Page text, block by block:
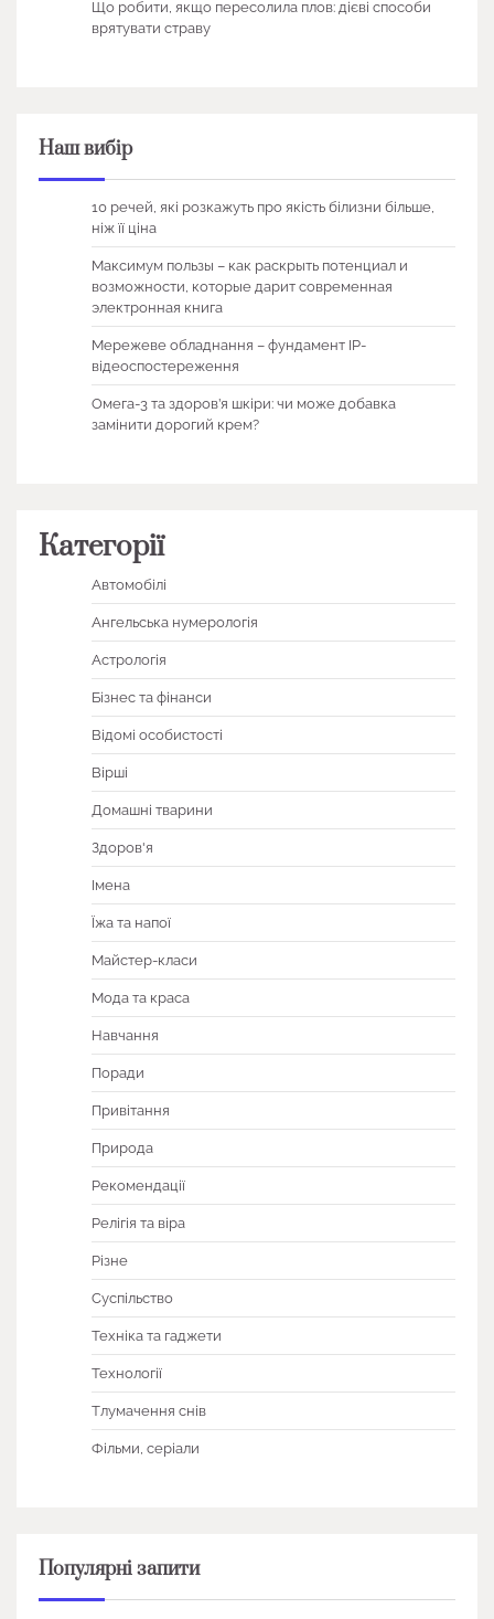
Що робити, якщо пересолила плов: дієві способи
врятувати страву
Наш вибір
10 речей, які розкажуть про якість білизни більше,
ніж її ціна
Максимум пользы – как раскрыть потенциал и
возможности, которые дарит современная
электронная книга
Мережеве обладнання – фундамент IP-
відеоспостереження
Омега-3 та здоров’я шкіри: чи може добавка
замінити дорогий крем?
Категорії
Автомобілі
Ангельська нумерологія
Астрологія
Бізнес та фінанси
Відомі особистості
Вірші
Домашні тварини
Здоров'я
Імена
Їжа та напої
Майстер-класи
Мода та краса
Навчання
Поради
Привітання
Природа
Рекомендації
Релігія та віра
Різне
Суспільство
Техніка та гаджети
Технології
Тлумачення снів
Фільми, серіали
Популярні запити